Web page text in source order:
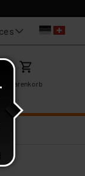
Warenkorb